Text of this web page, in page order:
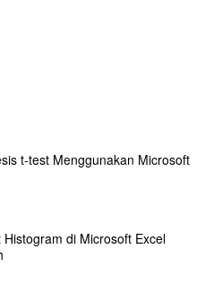
t-test Menggunakan Microsoft
di Microsoft Excel